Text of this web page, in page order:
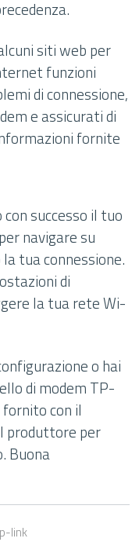
siti web per
funzioni
di connessione,
e assicurati di
fornite
successo il tuo
navigare su
tua connessione.
di
la tua rete Wi-
o hai
di modem TP-
con il
produttore per
Buona
link